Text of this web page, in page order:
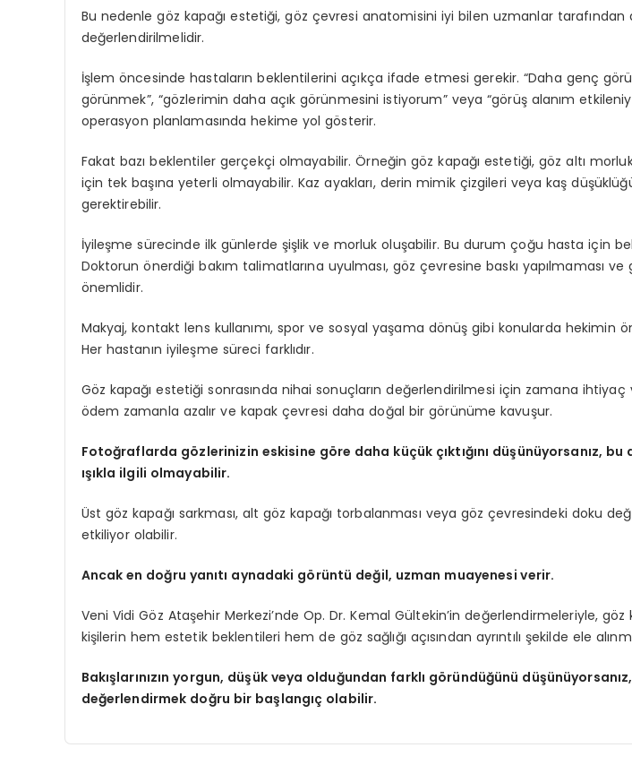
Bu nedenle göz kapağı estetiği, göz çevresi anatomisini iyi bilen uzmanlar tarafından
değerlendirilmelidir.
İşlem öncesinde hastaların beklentilerini açıkça ifade etmesi gerekir. “Daha genç
görünmek”, “gözlerimin daha açık görünmesini istiyorum” veya “görüş alanım
operasyon planlamasında hekime yol gösterir.
Fakat bazı beklentiler gerçekçi olmayabilir. Örneğin göz kapağı estetiği, göz altı
için tek başına yeterli olmayabilir. Kaz ayakları, derin mimik çizgileri veya kaş
gerektirebilir.
İyileşme sürecinde ilk günlerde şişlik ve morluk oluşabilir. Bu durum çoğu hasta için
Doktorun önerdiği bakım talimatlarına uyulması, göz çevresine baskı yapılmaması ve
önemlidir.
Makyaj, kontakt lens kullanımı, spor ve sosyal yaşama dönüş gibi konularda hekimin
Her hastanın iyileşme süreci farklıdır.
Göz kapağı estetiği sonrasında nihai sonuçların değerlendirilmesi için zamana ihtiyaç
ödem zamanla azalır ve kapak çevresi daha doğal bir görünüme kavuşur.
Fotoğraflarda gözlerinizin eskisine göre daha küçük çıktığını düşünüyorsanız, bu
ışıkla ilgili olmayabilir.
Üst göz kapağı sarkması, alt göz kapağı torbalanması veya göz çevresindeki doku
etkiliyor olabilir.
Ancak en doğru yanıtı aynadaki görüntü değil, uzman muayenesi verir.
Veni Vidi Göz Ataşehir Merkezi’nde Op. Dr. Kemal Gültekin’in değerlendirmeleriyle,
kişilerin hem estetik beklentileri hem de göz sağlığı açısından ayrıntılı şekilde ele
Bakışlarınızın yorgun, düşük veya olduğundan farklı göründüğünü düşünüyorsanız,
değerlendirmek doğru bir başlangıç olabilir.